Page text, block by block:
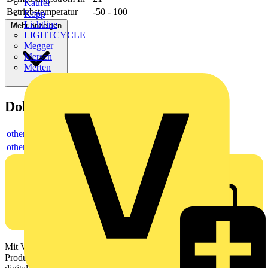
Kaufel
Kopp
Lichtline
LIGHTCYCLE
Megger
Mersen
Merten
Betriebstemperatur
-50 - 100
Mehr anzeigen
Dokumente
others
others
Mit Voltimum erhalten Elektrofachkräfte Zugang zu Branchennews,
Produktinformationen, Schulungen und Tools – alles auf einer